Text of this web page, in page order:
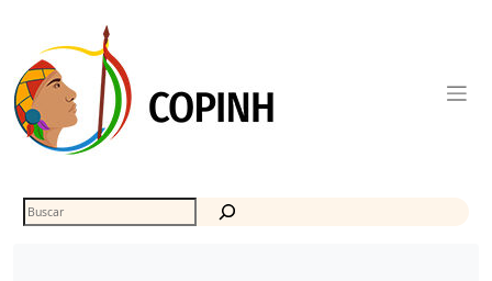
content
Buscar